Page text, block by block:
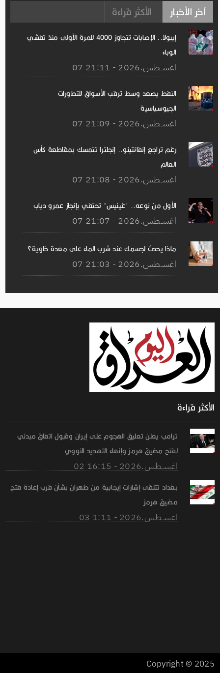
آخر الأخبار الأكثر قراءة
إيبولا.. الإصابات تتجاوز 4000 للمرة الأولى منذ تفشي
الوباء
07 اغســطس.2026 - 21:11
النفط يصعد وسط ترقب الأسواق للتطورات
الجيوسياسية
07 اغســطس.2026 - 21:09
رغم تراجع إنفانتينو.. إنجلترا تتمسك بمقاطعة كأس
العالم
07 اغســطس.2026 - 21:08
الأول من نوعه.. "غينيس" تحتفي بإنجاز عمرو دياب
07 اغســطس.2026 - 21:07
ماذا يحدث لجسمك عند شرب الماء على معدة خاوية؟
07 اغســطس.2026 - 21:03
الأكثر قراءة
ترامب يعلن تعليق الهجوم على إيران وقبول اتفاق مبدئي
لفتح مضيق هرمز وإنهاء التهديد النووي
02 اغســطس.2026 - 16:15
بغداد تتلقى إشارات إيجابية من طهران بشأن قرب إعادة فتح
مضيق هرمز
03 اغســطس.2026 - 1:11
Copyright © 2025